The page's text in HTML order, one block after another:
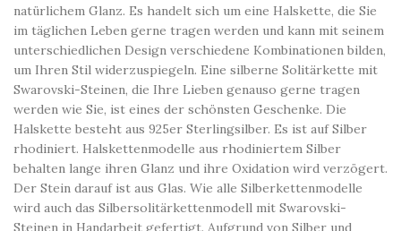
natürlichem Glanz. Es handelt sich um eine Halskette, die Sie
im täglichen Leben gerne tragen werden und kann mit seinem
unterschiedlichen Design verschiedene Kombinationen bilden,
um Ihren Stil widerzuspiegeln. Eine silberne Solitärkette mit
Swarovski-Steinen, die Ihre Lieben genauso gerne tragen
werden wie Sie, ist eines der schönsten Geschenke. Die
Halskette besteht aus 925er Sterlingsilber. Es ist auf Silber
rhodiniert. Halskettenmodelle aus rhodiniertem Silber
behalten lange ihren Glanz und ihre Oxidation wird verzögert.
Der Stein darauf ist aus Glas. Wie alle Silberkettenmodelle
wird auch das Silbersolitärkettenmodell mit Swarovski-
Steinen in Handarbeit gefertigt. Aufgrund von Silber und